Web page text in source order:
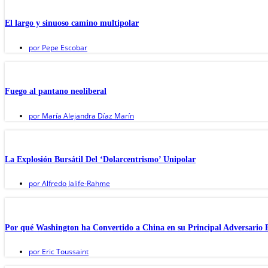
El largo y sinuoso camino multipolar
por Pepe Escobar
Fuego al pantano neoliberal
por María Alejandra Díaz Marín
La Explosión Bursátil Del ‘Dolarcentrismo’ Unipolar
porAlfredo Jalife-Rahme
Por qué Washington ha Convertido a China en su Principal Adversario
por Eric Toussaint